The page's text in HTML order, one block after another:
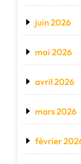
juin 2026
mai 2026
avril 2026
mars 2026
février